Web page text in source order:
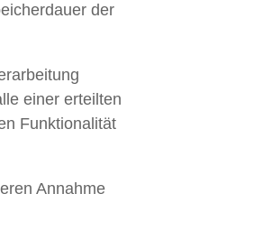
der
einer erteilten
Funktionalität
Annahme